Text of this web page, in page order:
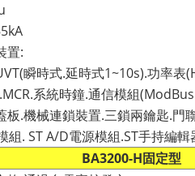
置:
瞬時式.延時式1~10s).功率表
系統時鐘.通信模組
板.機械連鎖裝置.三鎖兩鑰匙.門
組. ST A/D電源模組.ST手持編
BA3200-H固定型